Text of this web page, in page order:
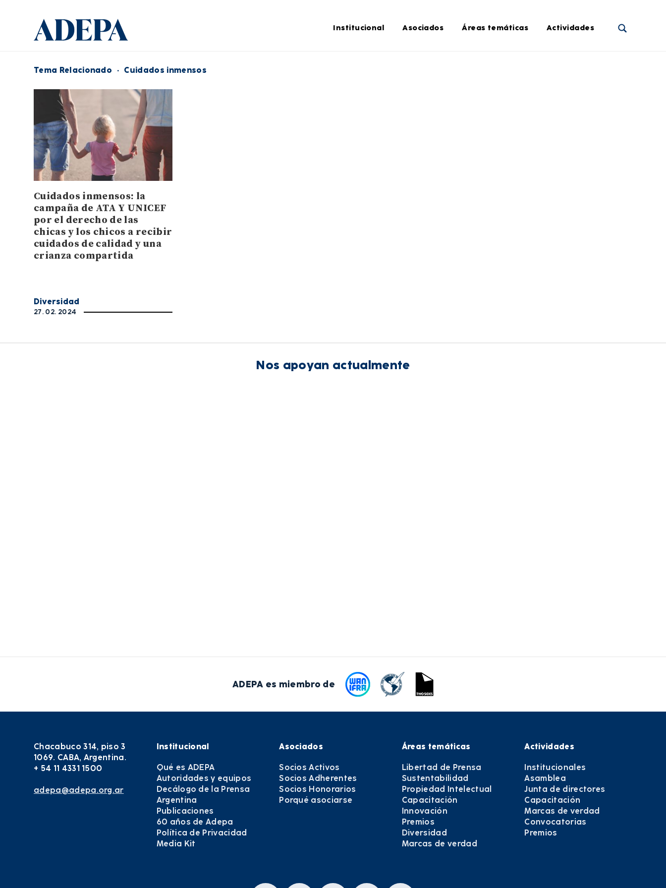
Institucional Asociados Áreas temáticas Actividades
Tema Relacionado · Cuidados inmensos
Cuidados inmensos: la
campaña de ATA Y UNICEF
por el derecho de las
chicas y los chicos a recibir
cuidados de calidad y una
crianza compartida
Diversidad
27. 02. 2024
Nos apoyan actualmente
ADEPA es miembro de
Chacabuco 314, piso 3
1069. CABA, Argentina.
+ 54 11 4331 1500
adepa@adepa.org.ar
Institucional
Qué es ADEPA
Autoridades y equipos
Decálogo de la Prensa
Argentina
Publicaciones
60 años de Adepa
Política de Privacidad
Media Kit
Asociados
Socios Activos
Socios Adherentes
Socios Honorarios
Porqué asociarse
Áreas temáticas
Libertad de Prensa
Sustentabilidad
Propiedad Intelectual
Capacitación
Innovación
Premios
Diversidad
Marcas de verdad
Actividades
Institucionales
Asamblea
Junta de directores
Capacitación
Marcas de verdad
Convocatorias
Premios